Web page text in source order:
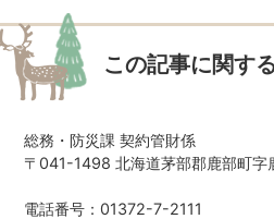
この記事に関す
総務・防災課 契約管財係
〒041-1498 北海道茅部郡鹿部町字
電話番号：01372-7-2111